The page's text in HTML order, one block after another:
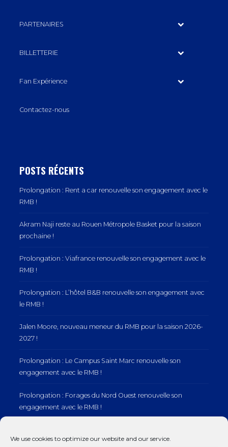
We use cookies to optimize our website and our service.
PARTENAIRES
BILLETTERIE
Fan Expérience
Contactez-nous
POSTS RÉCENTS
Prolongation : Rent a car renouvelle son engagement avec le
RMB !
Akram Naji reste au Rouen Métropole Basket pour la saison
prochaine !
Prolongation : Viafrance renouvelle son engagement avec le
RMB !
Prolongation : L’hôtel B&B renouvelle son engagement avec
le RMB !
Jalen Moore, nouveau meneur du RMB pour la saison 2026-
2027 !
Prolongation : Le Campus Saint Marc renouvelle son
engagement avec le RMB !
Prolongation : Forages du Nord Ouest renouvelle son
engagement avec le RMB !
engagement avec le RMB !